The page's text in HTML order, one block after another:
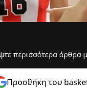
περισσότερα άρθρα
Προσθήκη του